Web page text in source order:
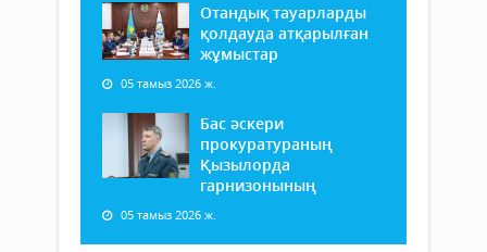
Отандық тауарларды
қолдауда атқарылған
жұмыстар
05 тамыз 2026 ж.
Бас әскери
прокуратураның
Қызылорда
гарнизонының
05 тамыз 2026 ж.